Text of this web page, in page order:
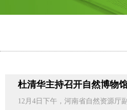
杜清华主持召开自然博物
12月4日下午，河南省自然资源厅